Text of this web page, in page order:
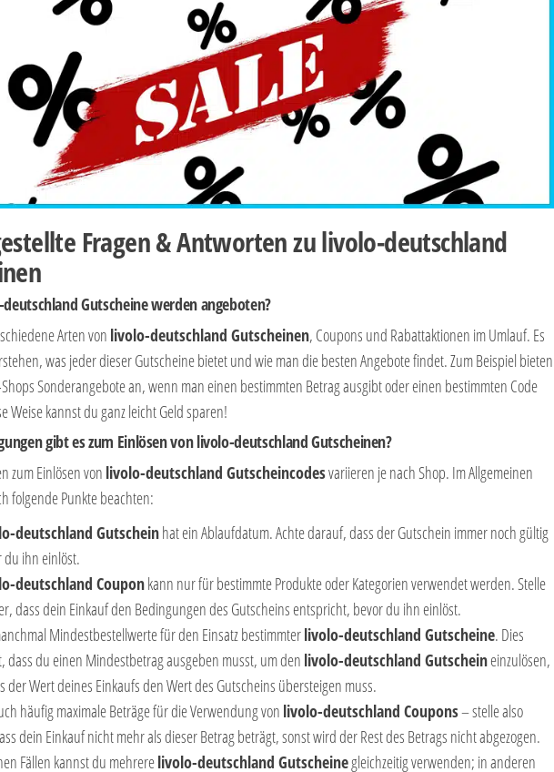
Fragen & Antworten zu livolo-deutschland
Gutscheine werden angeboten?
Arten von livolo-deutschland Gutscheinen, Coupons und Rabattaktionen im Umlauf. Es
was jeder dieser Gutscheine bietet und wie man die besten Angebote findet. Zum Beispiel bieten
Sonderangebote an, wenn man einen bestimmten Betrag ausgibt oder einen bestimmten Code
Weise kannst du ganz leicht Geld sparen!
gibt es zum Einlösen von livolo-deutschland Gutscheinen?
zum Einlösen von livolo-deutschland Gutscheincodesvariieren je nach Shop. Im Allgemeinen
folgende Punkte beachten:
deutschland Gutscheinhat ein Ablaufdatum. Achte darauf, dass der Gutschein immer noch gültig
du ihn einlöst.
deutschland Couponkann nur für bestimmte Produkte oder Kategorien verwendet werden. Stelle
dass dein Einkauf den Bedingungen des Gutscheins entspricht, bevor du ihn einlöst.
Mindestbestellwerte für den Einsatz bestimmterlivolo-deutschland Gutscheine. Dies
dass du einen Mindestbetrag ausgeben musst, um den livolo-deutschland Gutscheineinzulösen,
der Wert deines Einkaufs den Wert des Gutscheins übersteigen muss.
häufig maximale Beträge für die Verwendung von livolo-deutschland Coupons– stelle also
dein Einkauf nicht mehr als dieser Betrag beträgt, sonst wird der Rest des Betrags nicht abgezogen.
Fällen kannst du mehrerelivolo-deutschland Gutscheinegleichzeitig verwenden; in anderen